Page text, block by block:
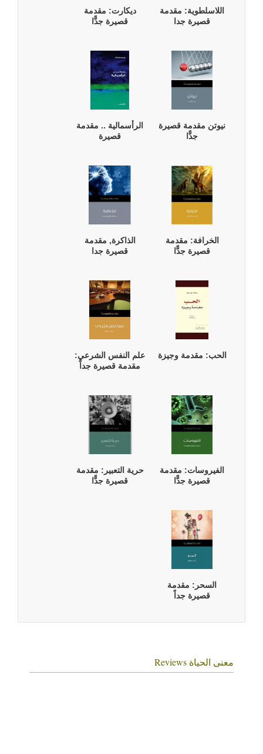
اللاسلطوية: مقدمة
قصيرة جدا
ديكارت: مقدمة
قصيرة جدًّا
نيوتن مقدمة قصيرة
جدًّا
الرأسمالية .. مقدمة
قصيرة
الخرافة: مقدمة
قصيرة جدًّا
الذاكرة, مقدمة
قصيرة جدا
الحب: مقدمة وجيزة
علم النفس الشرعي:
مقدمة قصيرة جداً
الفيروسات: مقدمة
قصيرة جدًّا
حرية التعبير: مقدمة
قصيرة جدًّا
السحر: مقدمة
قصيرة جداً
معنى الحياة Reviews